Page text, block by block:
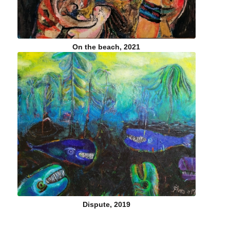
On the beach, 2021
Dispute, 2019